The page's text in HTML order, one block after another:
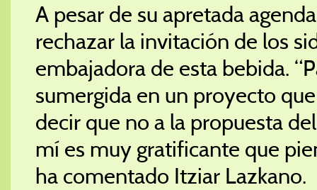
A pesar de su apretada
rechazar la invitación de los
embajadora de esta bebida.
sumergida en un proyecto
decir que no a la propuesta
mí es muy gratificante que
ha comentado Itziar Lazkano.